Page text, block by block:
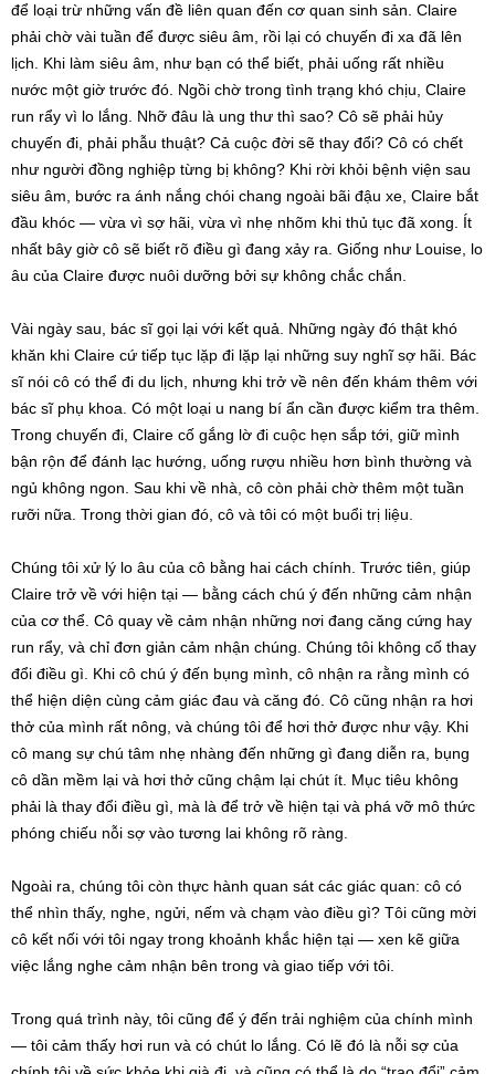
để loại trừ những vấn đề liên quan đến cơ quan sinh sản. Claire
phải chờ vài tuần để được siêu âm, rồi lại có chuyến đi xa đã lên
lịch. Khi làm siêu âm, như bạn có thể biết, phải uống rất nhiều
nước một giờ trước đó. Ngồi chờ trong tình trạng khó chịu, Claire
run rẩy vì lo lắng. Nhỡ đâu là ung thư thì sao? Cô sẽ phải hủy
chuyến đi, phải phẫu thuật? Cả cuộc đời sẽ thay đổi? Cô có chết
như người đồng nghiệp từng bị không? Khi rời khỏi bệnh viện sau
siêu âm, bước ra ánh nắng chói chang ngoài bãi đậu xe, Claire bắt
đầu khóc — vừa vì sợ hãi, vừa vì nhẹ nhõm khi thủ tục đã xong. Ít
nhất bây giờ cô sẽ biết rõ điều gì đang xảy ra. Giống như Louise, lo
âu của Claire được nuôi dưỡng bởi sự không chắc chắn.
Vài ngày sau, bác sĩ gọi lại với kết quả. Những ngày đó thật khó
khăn khi Claire cứ tiếp tục lặp đi lặp lại những suy nghĩ sợ hãi. Bác
sĩ nói cô có thể đi du lịch, nhưng khi trở về nên đến khám thêm với
bác sĩ phụ khoa. Có một loại u nang bí ẩn cần được kiểm tra thêm.
Trong chuyến đi, Claire cố gắng lờ đi cuộc hẹn sắp tới, giữ mình
bận rộn để đánh lạc hướng, uống rượu nhiều hơn bình thường và
ngủ không ngon. Sau khi về nhà, cô còn phải chờ thêm một tuần
rưỡi nữa. Trong thời gian đó, cô và tôi có một buổi trị liệu.
Chúng tôi xử lý lo âu của cô bằng hai cách chính. Trước tiên, giúp
Claire trở về với hiện tại — bằng cách chú ý đến những cảm nhận
của cơ thể. Cô quay về cảm nhận những nơi đang căng cứng hay
run rẩy, và chỉ đơn giản cảm nhận chúng. Chúng tôi không cố thay
đổi điều gì. Khi cô chú ý đến bụng mình, cô nhận ra rằng mình có
thể hiện diện cùng cảm giác đau và căng đó. Cô cũng nhận ra hơi
thở của mình rất nông, và chúng tôi để hơi thở được như vậy. Khi
cô mang sự chú tâm nhẹ nhàng đến những gì đang diễn ra, bụng
cô dần mềm lại và hơi thở cũng chậm lại chút ít. Mục tiêu không
phải là thay đổi điều gì, mà là để trở về hiện tại và phá vỡ mô thức
phóng chiếu nỗi sợ vào tương lai không rõ ràng.
Ngoài ra, chúng tôi còn thực hành quan sát các giác quan: cô có
thể nhìn thấy, nghe, ngửi, nếm và chạm vào điều gì? Tôi cũng mời
cô kết nối với tôi ngay trong khoảnh khắc hiện tại — xen kẽ giữa
việc lắng nghe cảm nhận bên trong và giao tiếp với tôi.
Trong quá trình này, tôi cũng để ý đến trải nghiệm của chính mình
— tôi cảm thấy hơi run và có chút lo lắng. Có lẽ đó là nỗi sợ của